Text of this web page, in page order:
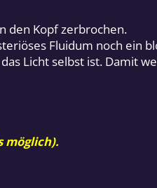
den Kopf zerbrochen.
Fluidum noch ein
Licht selbst ist. Damit
möglich).